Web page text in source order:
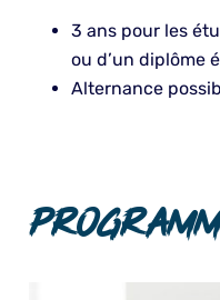
3 ans pour les
ou d’un diplôme
Alternance